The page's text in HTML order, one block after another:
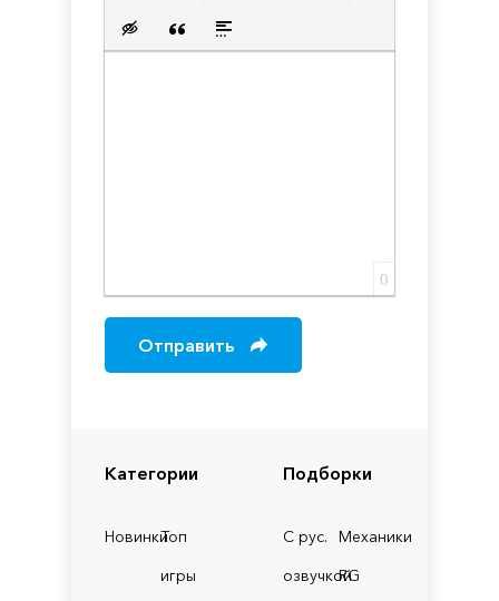
Категории
НовинкиТоп
игры
Подборки
С рус.
озвучкой
Механики
RG
Вставка скрытого текста
Вставка цитаты
Вставка спойлера
0
Отправить